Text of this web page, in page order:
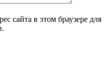
сайта в этом браузере для